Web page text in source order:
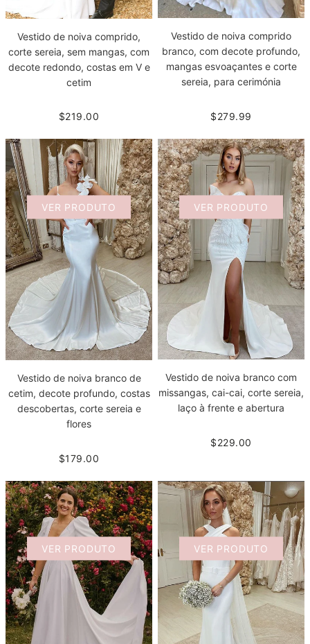
Vestido de noiva comprido,
corte sereia, sem mangas, com
decote redondo, costas em V e
cetim
$219.00
Vestido de noiva comprido
branco, com decote profundo,
mangas esvoaçantes e corte
sereia, para cerimónia
$279.99
VER PRODUTO
Vestido de noiva branco de
cetim, decote profundo, costas
descobertas, corte sereia e
flores
$179.00
VER PRODUTO
Vestido de noiva branco com
missangas, cai-cai, corte sereia,
laço à frente e abertura
$229.00
VER PRODUTO VER PRODUTO